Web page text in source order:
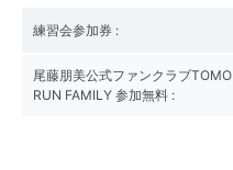
練習会参加券 :
尾藤朋美公式ファンクラブTOMO
RUN FAMILY 参加無料 :